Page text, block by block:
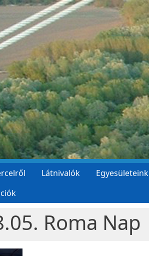
Látnivalók Egyesületeink
Roma Nap